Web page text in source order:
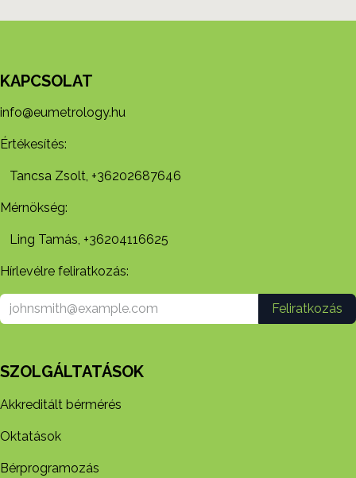
KAPCSOLAT
info@eumetrology.hu
Értékesítés:
Tancsa Zsolt, +36202687646
Mérnökség:
Ling Tamás, +36204116625
Hírlevélre feliratkozás:
Feliratkozás
SZOLGÁLTATÁSOK
Akkreditált bérmérés
Oktatások
Bérprogramozás